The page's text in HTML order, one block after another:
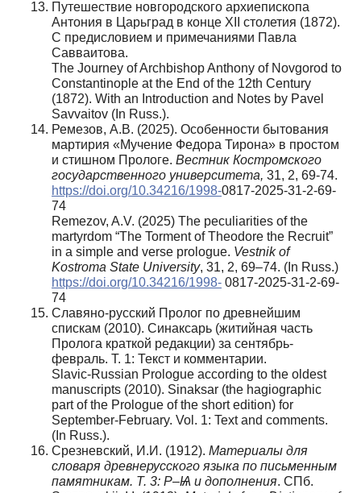
Путешествие новгородского архиепископа
Антония в Царьград в конце XII столетия (1872).
С предисловием и примечаниями Павла
Савваитова.
The Journey of Archbishop Anthony of Novgorod to
Constantinople at the End of the 12th Century
(1872). With an Introduction and Notes by Pavel
Savvaitov (In Russ.).
Ремезов, А.В. (2025). Особенности бытования
мартирия «Мучение Федора Тирона» в простом
и стишном Прологе. Вестник Костромского
государственного университета, 31, 2, 69-74.
https://doi.org/10.34216/1998-0817-2025-31-2-69-
74
Remezov, A.V. (2025) The peculiarities of the
martyrdom “The Torment of Theodore the Recruit”
in a simple and verse prologue. Vestnik of
Kostroma State University, 31, 2, 69–74. (In Russ.)
https://doi.org/10.34216/1998- 0817-2025-31-2-69-
74
Славяно-русский Пролог по древнейшим
спискам (2010). Синаксарь (житийная часть
Пролога краткой редакции) за сентябрь-
февраль. Т. 1: Текст и комментарии.
Slavic-Russian Prologue according to the oldest
manuscripts (2010). Sinaksar (the hagiographic
part of the Prologue of the short edition) for
September-February. Vol. 1: Text and comments.
(In Russ.).
Срезневский, И.И. (1912). Материалы для
словаря древнерусского языка по письменным
памятникам. Т. 3: Р–Ѩ и дополнения. СПб.